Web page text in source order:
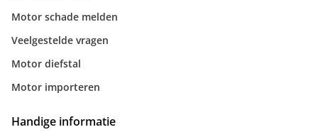
Motor schade melden
Veelgestelde vragen
Motor diefstal
Motor importeren
Handige informatie